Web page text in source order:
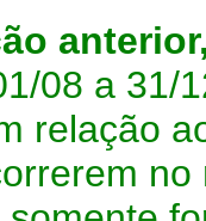
08 a 31/
relação